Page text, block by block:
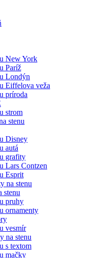
New York
Paríž
Londýn
Eiffelova veža
príroda
strom
stenu
Disney
autá
grafity
Lars Contzen
Esprit
na stenu
stenu
pruhy
ornamenty
vesmír
na stenu
s textom
mačky